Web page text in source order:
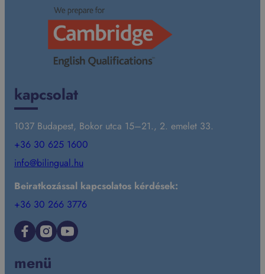
kapcsolat
1037 Budapest, Bokor utca 15–21., 2. emelet 33.
+36 30 625 1600
info@bilingual.hu
Beiratkozással kapcsolatos kérdések:
+36 30 266 3776
Facebook Instagram YouTube
menü